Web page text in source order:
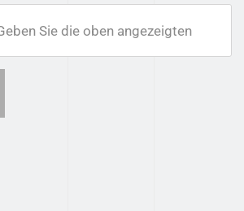
Sie die oben angezeigten